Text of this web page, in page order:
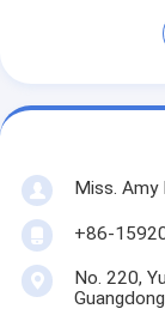
Miss. Amy
+86-
No. 220,